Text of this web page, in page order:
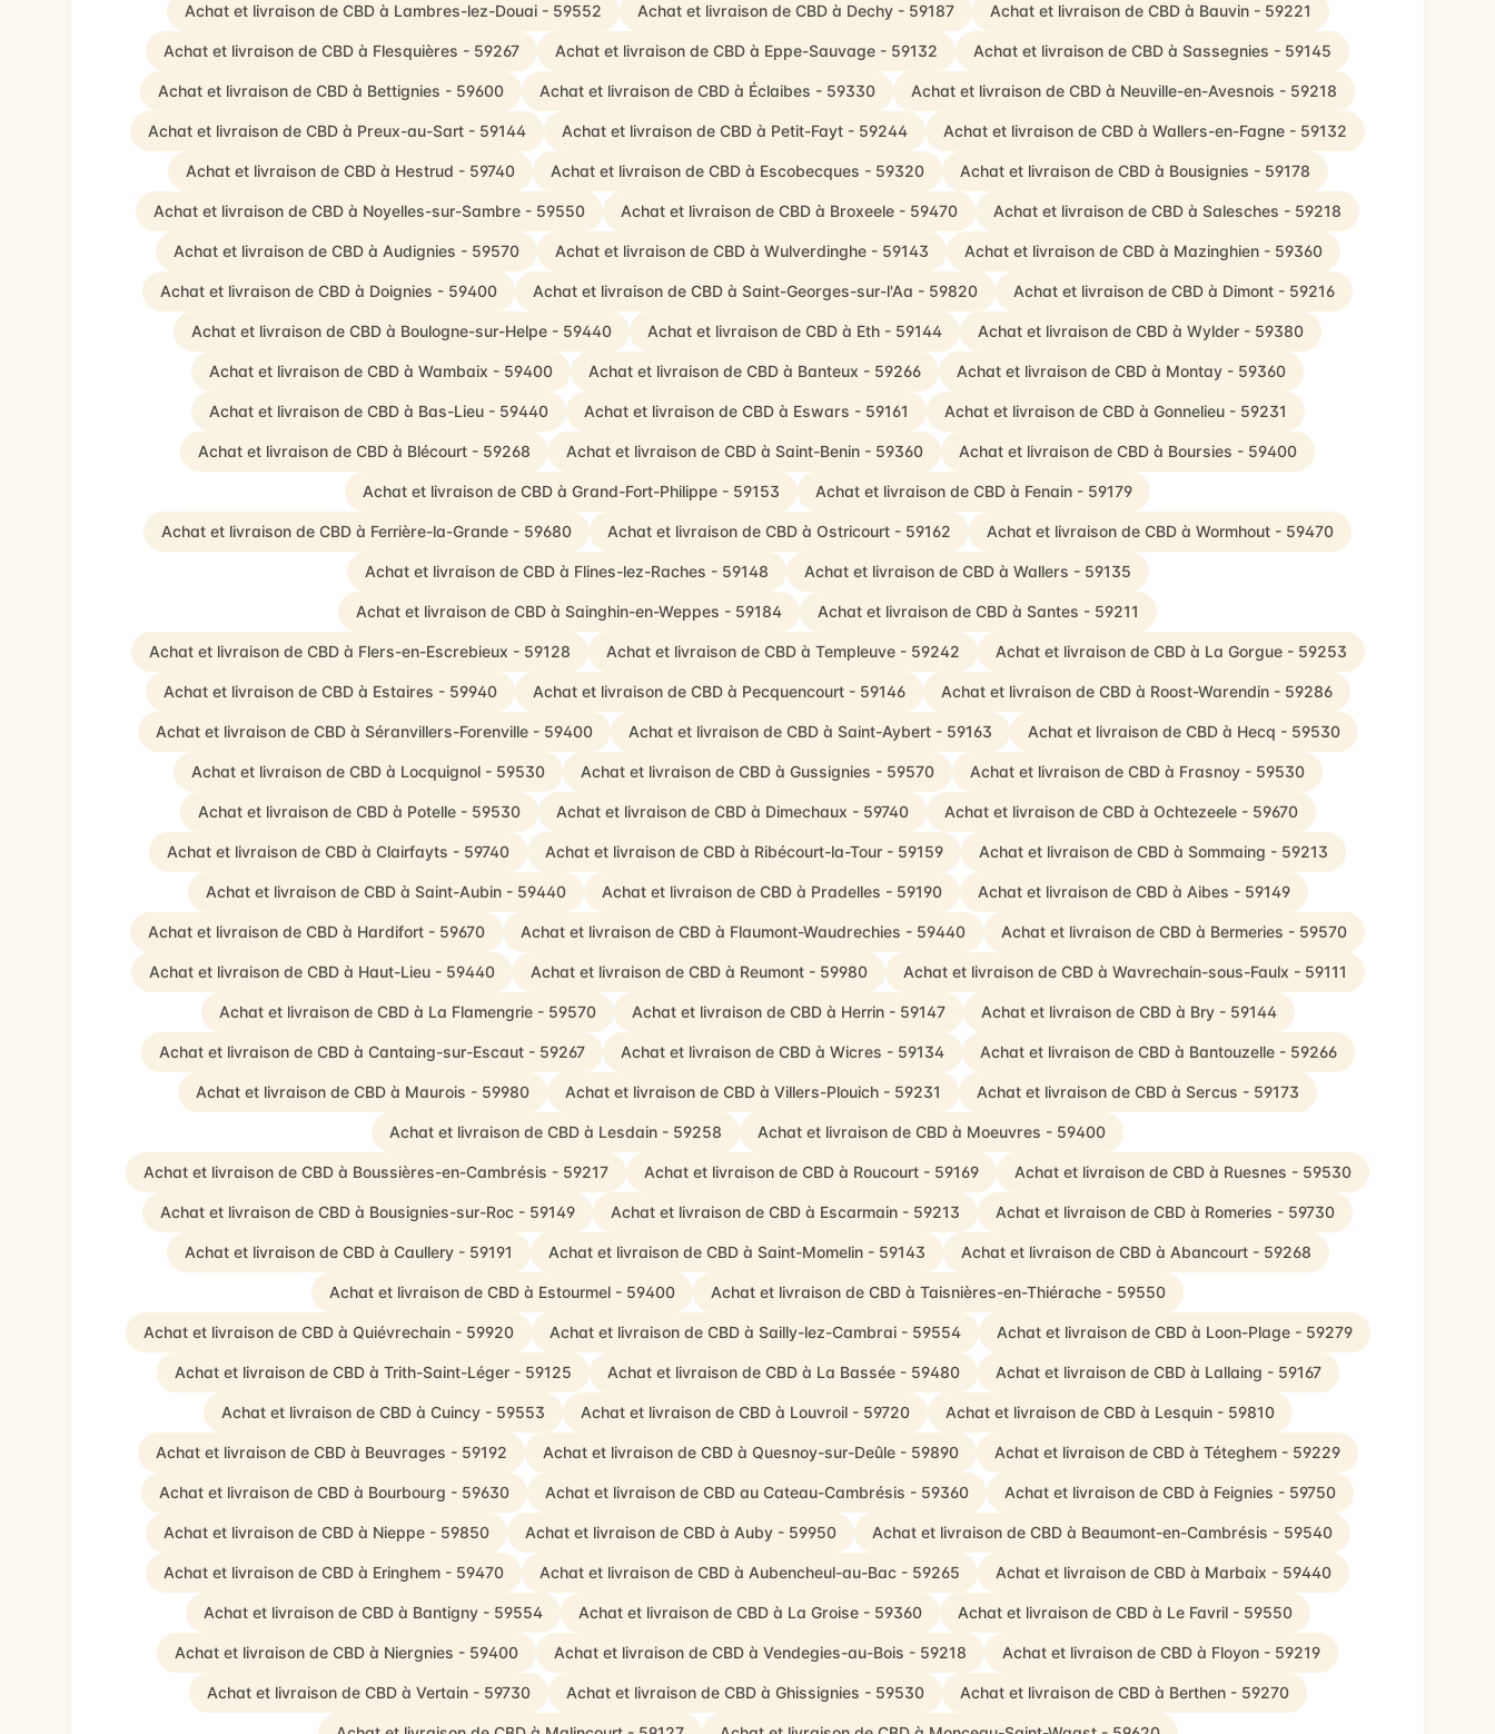
Achat et livraison de CBD à Lambres-lez-Douai - 59552 Achat et livraison de CBD à Dechy - 59187 Achat et livraison de CBD à Bauvin - 59221
Achat et livraison de CBD à Flesquières - 59267 Achat et livraison de CBD à Eppe-Sauvage - 59132 Achat et livraison de CBD à Sassegnies - 59145
Achat et livraison de CBD à Bettignies - 59600 Achat et livraison de CBD à Éclaibes - 59330 Achat et livraison de CBD à Neuville-en-Avesnois - 59218
Achat et livraison de CBD à Preux-au-Sart - 59144 Achat et livraison de CBD à Petit-Fayt - 59244 Achat et livraison de CBD à Wallers-en-Fagne - 59132
Achat et livraison de CBD à Hestrud - 59740 Achat et livraison de CBD à Escobecques - 59320 Achat et livraison de CBD à Bousignies - 59178
Achat et livraison de CBD à Noyelles-sur-Sambre - 59550 Achat et livraison de CBD à Broxeele - 59470 Achat et livraison de CBD à Salesches - 59218
Achat et livraison de CBD à Audignies - 59570 Achat et livraison de CBD à Wulverdinghe - 59143 Achat et livraison de CBD à Mazinghien - 59360
Achat et livraison de CBD à Doignies - 59400 Achat et livraison de CBD à Saint-Georges-sur-l'Aa - 59820 Achat et livraison de CBD à Dimont - 59216
Achat et livraison de CBD à Boulogne-sur-Helpe - 59440 Achat et livraison de CBD à Eth - 59144 Achat et livraison de CBD à Wylder - 59380
Achat et livraison de CBD à Wambaix - 59400 Achat et livraison de CBD à Banteux - 59266 Achat et livraison de CBD à Montay - 59360
Achat et livraison de CBD à Bas-Lieu - 59440 Achat et livraison de CBD à Eswars - 59161 Achat et livraison de CBD à Gonnelieu - 59231
Achat et livraison de CBD à Blécourt - 59268 Achat et livraison de CBD à Saint-Benin - 59360 Achat et livraison de CBD à Boursies - 59400
Achat et livraison de CBD à Grand-Fort-Philippe - 59153 Achat et livraison de CBD à Fenain - 59179
Achat et livraison de CBD à Ferrière-la-Grande - 59680 Achat et livraison de CBD à Ostricourt - 59162 Achat et livraison de CBD à Wormhout - 59470
Achat et livraison de CBD à Flines-lez-Raches - 59148 Achat et livraison de CBD à Wallers - 59135
Achat et livraison de CBD à Sainghin-en-Weppes - 59184 Achat et livraison de CBD à Santes - 59211
Achat et livraison de CBD à Flers-en-Escrebieux - 59128 Achat et livraison de CBD à Templeuve - 59242 Achat et livraison de CBD à La Gorgue - 59253
Achat et livraison de CBD à Estaires - 59940 Achat et livraison de CBD à Pecquencourt - 59146 Achat et livraison de CBD à Roost-Warendin - 59286
Achat et livraison de CBD à Séranvillers-Forenville - 59400 Achat et livraison de CBD à Saint-Aybert - 59163 Achat et livraison de CBD à Hecq - 59530
Achat et livraison de CBD à Locquignol - 59530 Achat et livraison de CBD à Gussignies - 59570 Achat et livraison de CBD à Frasnoy - 59530
Achat et livraison de CBD à Potelle - 59530 Achat et livraison de CBD à Dimechaux - 59740 Achat et livraison de CBD à Ochtezeele - 59670
Achat et livraison de CBD à Clairfayts - 59740 Achat et livraison de CBD à Ribécourt-la-Tour - 59159 Achat et livraison de CBD à Sommaing - 59213
Achat et livraison de CBD à Saint-Aubin - 59440 Achat et livraison de CBD à Pradelles - 59190 Achat et livraison de CBD à Aibes - 59149
Achat et livraison de CBD à Hardifort - 59670 Achat et livraison de CBD à Flaumont-Waudrechies - 59440 Achat et livraison de CBD à Bermeries - 59570
Achat et livraison de CBD à Haut-Lieu - 59440 Achat et livraison de CBD à Reumont - 59980 Achat et livraison de CBD à Wavrechain-sous-Faulx - 59111
Achat et livraison de CBD à La Flamengrie - 59570 Achat et livraison de CBD à Herrin - 59147 Achat et livraison de CBD à Bry - 59144
Achat et livraison de CBD à Cantaing-sur-Escaut - 59267 Achat et livraison de CBD à Wicres - 59134 Achat et livraison de CBD à Bantouzelle - 59266
Achat et livraison de CBD à Maurois - 59980 Achat et livraison de CBD à Villers-Plouich - 59231 Achat et livraison de CBD à Sercus - 59173
Achat et livraison de CBD à Lesdain - 59258 Achat et livraison de CBD à Moeuvres - 59400
Achat et livraison de CBD à Boussières-en-Cambrésis - 59217 Achat et livraison de CBD à Roucourt - 59169 Achat et livraison de CBD à Ruesnes - 59530
Achat et livraison de CBD à Bousignies-sur-Roc - 59149 Achat et livraison de CBD à Escarmain - 59213 Achat et livraison de CBD à Romeries - 59730
Achat et livraison de CBD à Caullery - 59191 Achat et livraison de CBD à Saint-Momelin - 59143 Achat et livraison de CBD à Abancourt - 59268
Achat et livraison de CBD à Estourmel - 59400 Achat et livraison de CBD à Taisnières-en-Thiérache - 59550
Achat et livraison de CBD à Quiévrechain - 59920 Achat et livraison de CBD à Sailly-lez-Cambrai - 59554 Achat et livraison de CBD à Loon-Plage - 59279
Achat et livraison de CBD à Trith-Saint-Léger - 59125 Achat et livraison de CBD à La Bassée - 59480 Achat et livraison de CBD à Lallaing - 59167
Achat et livraison de CBD à Cuincy - 59553 Achat et livraison de CBD à Louvroil - 59720 Achat et livraison de CBD à Lesquin - 59810
Achat et livraison de CBD à Beuvrages - 59192 Achat et livraison de CBD à Quesnoy-sur-Deûle - 59890 Achat et livraison de CBD à Téteghem - 59229
Achat et livraison de CBD à Bourbourg - 59630 Achat et livraison de CBD au Cateau-Cambrésis - 59360 Achat et livraison de CBD à Feignies - 59750
Achat et livraison de CBD à Nieppe - 59850 Achat et livraison de CBD à Auby - 59950 Achat et livraison de CBD à Beaumont-en-Cambrésis - 59540
Achat et livraison de CBD à Eringhem - 59470 Achat et livraison de CBD à Aubencheul-au-Bac - 59265 Achat et livraison de CBD à Marbaix - 59440
Achat et livraison de CBD à Bantigny - 59554 Achat et livraison de CBD à La Groise - 59360 Achat et livraison de CBD à Le Favril - 59550
Achat et livraison de CBD à Niergnies - 59400 Achat et livraison de CBD à Vendegies-au-Bois - 59218 Achat et livraison de CBD à Floyon - 59219
Achat et livraison de CBD à Vertain - 59730 Achat et livraison de CBD à Ghissignies - 59530 Achat et livraison de CBD à Berthen - 59270